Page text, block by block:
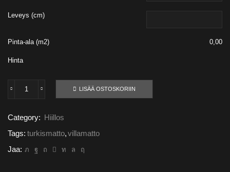
Leveys (cm)
Pinta-ala (m2) 0,00
Hinta
Hiillos
LISÄÄ OSTOSKORIIN
Category:
Hiillos
Tags: turkismatto,villamatto
Jaa: